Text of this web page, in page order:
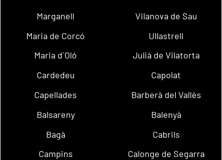
Marganell
Vilanova de Sau
Maria de Corcó
Ullastrell
Maria d´Oló
Julià de Vilatorta
Cardedeu
Capolat
Capellades
Barberà del Vallès
Balsareny
Balenyà
Bagà
Cabrils
Campins
Calonge de Segarra